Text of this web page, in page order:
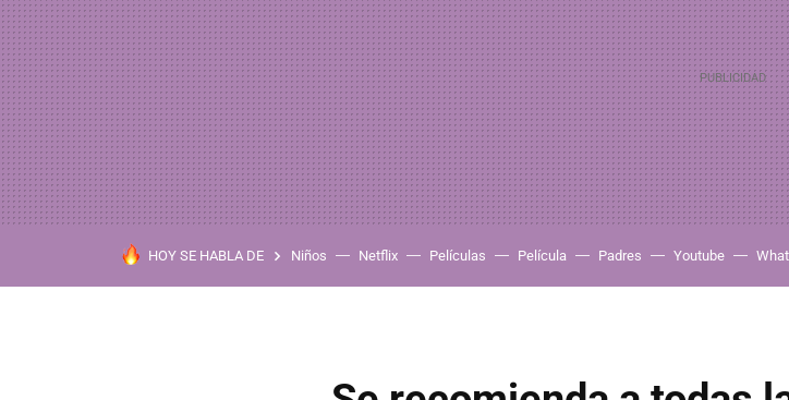
HOY SE HABLA DE Niños Netflix Películas Película Padres Youtube